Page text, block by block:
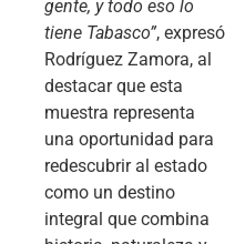
gente, y todo eso lo
tiene Tabasco”, expresó
Rodríguez Zamora, al
destacar que esta
muestra representa
una oportunidad para
redescubrir al estado
como un destino
integral que combina